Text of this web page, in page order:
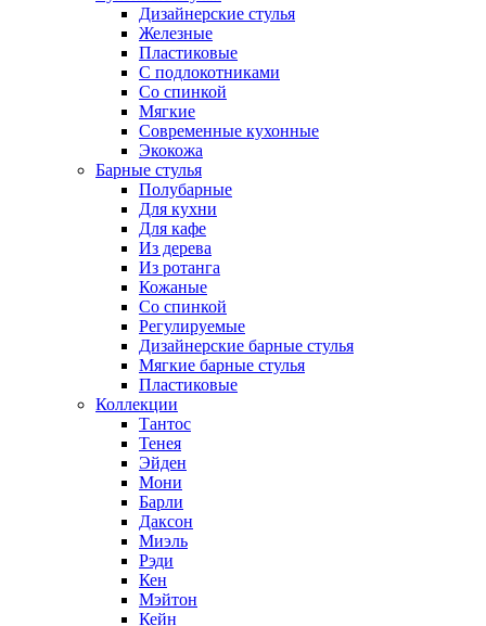
Дизайнерские стулья
Железные
Пластиковые
С подлокотниками
Со спинкой
Мягкие
Современные кухонные
Экокожа
Барные стулья
Полубарные
Для кухни
Для кафе
Из дерева
Из ротанга
Кожаные
Со спинкой
Регулируемые
Дизайнерские барные стулья
Мягкие барные стулья
Пластиковые
Коллекции
Тантос
Тенея
Эйден
Мони
Барли
Даксон
Миэль
Рэди
Кен
Мэйтон
Кейн